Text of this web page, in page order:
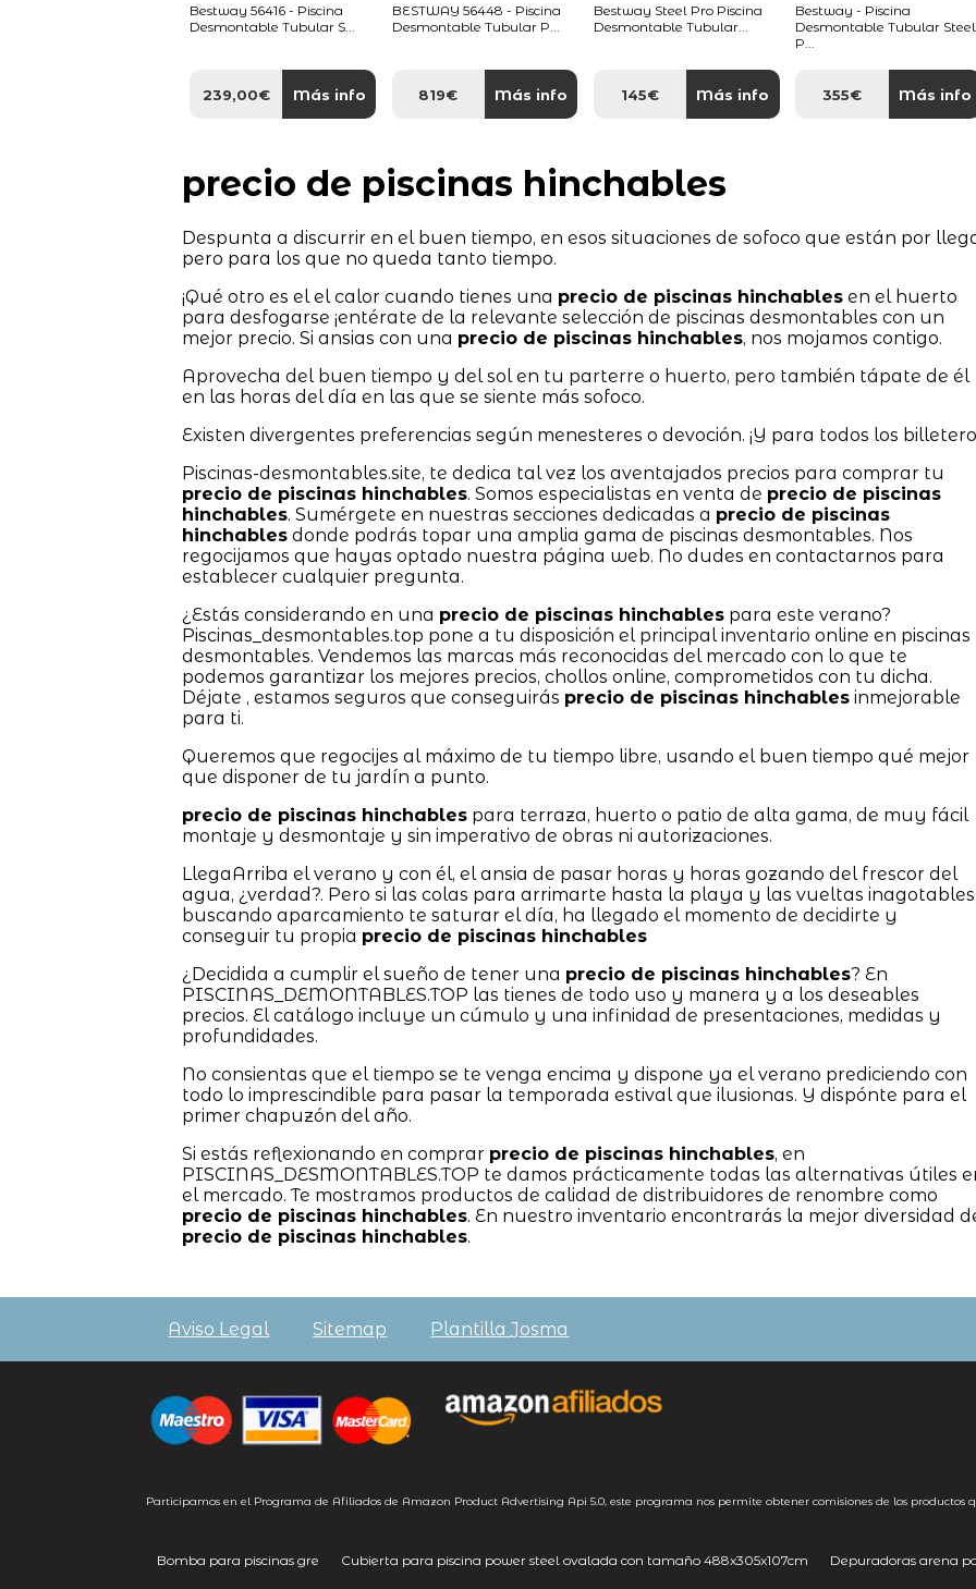
Bestway 56416 - Piscina
Desmontable Tubular S...
239,00€ Más info
BESTWAY 56448 - Piscina
Desmontable Tubular P...
819€ Más info
Bestway Steel Pro Piscina
Desmontable Tubular...
145€ Más info
Bestway - Piscina
Desmontable Tubular Steel
P...
355€ Más info
precio de piscinas hinchables
Despunta a discurrir en el buen tiempo, en esos situaciones de sofoco que están por
pero para los que no queda tanto tiempo.
¡Qué otro es el el calor cuando tienes una precio de piscinas hinchablesen el huerto
para desfogarse ¡entérate de la relevante selección de piscinas desmontables con un
mejor precio. Si ansias con una precio de piscinas hinchables, nos mojamos contigo.
Aprovecha del buen tiempo y del sol en tu parterre o huerto, pero también tápate de él
en las horas del día en las que se siente más sofoco.
Existen divergentes preferencias según menesteres o devoción. ¡Y para todos los
Piscinas-desmontables.site, te dedica tal vez los aventajados precios para comprar tu
precio de piscinas hinchables. Somos especialistas en venta de precio de piscinas
hinchables. Sumérgete en nuestras secciones dedicadas a precio de piscinas
hinchablesdonde podrás topar una amplia gama de piscinas desmontables. Nos
regocijamos que hayas optado nuestra página web. No dudes en contactarnos para
establecer cualquier pregunta.
¿Estás considerando en una precio de piscinas hinchablespara este verano?
Piscinas_desmontables.top pone a tu disposición el principal inventario online en piscinas
desmontables. Vendemos las marcas más reconocidas del mercado con lo que te
podemos garantizar los mejores precios, chollos online, comprometidos con tu dicha.
Déjate , estamos seguros que conseguirás precio de piscinas hinchablesinmejorable
para ti.
Queremos que regocijes al máximo de tu tiempo libre, usando el buen tiempo qué mejor
que disponer de tu jardín a punto.
precio de piscinas hinchablespara terraza, huerto o patio de alta gama, de muy fácil
montaje y desmontaje y sin imperativo de obras ni autorizaciones.
LlegaArriba el verano y con él, el ansia de pasar horas y horas gozando del frescor del
agua, ¿verdad?. Pero si las colas para arrimarte hasta la playa y las vueltas inagotables
buscando aparcamiento te saturar el día, ha llegado el momento de decidirte y
conseguir tu propia precio de piscinas hinchables
¿Decidida a cumplir el sueño de tener una precio de piscinas hinchables? En
PISCINAS_DEMONTABLES.TOP las tienes de todo uso y manera y a los deseables
precios. El catálogo incluye un cúmulo y una infinidad de presentaciones, medidas y
profundidades.
No consientas que el tiempo se te venga encima y dispone ya el verano prediciendo con
todo lo imprescindible para pasar la temporada estival que ilusionas. Y dispónte para el
primer chapuzón del año.
Si estás reflexionando en comprar precio de piscinas hinchables, en
PISCINAS_DESMONTABLES.TOP te damos prácticamente todas las alternativas útiles
el mercado. Te mostramos productos de calidad de distribuidores de renombre como
precio de piscinas hinchables. En nuestro inventario encontrarás la mejor diversidad
precio de piscinas hinchables.
Aviso Legal Sitemap Plantilla Josma
Participamos en el Programa de Afiliados de Amazon Product Advertising Api 5.0, este programa nos permite obtener comisiones de los productos
Bomba para piscinas gre Cubierta para piscina power steel ovalada con tamaño 488x305x107cm Depuradoras arena